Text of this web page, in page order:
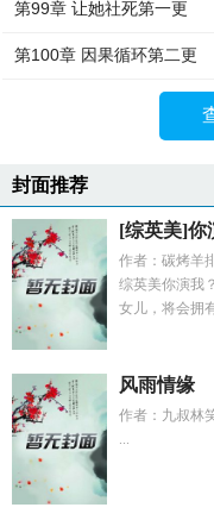
第99章 让她社死第一更
第100章 因果循环第二更
封面推荐
[综英美]你
作者：碳烤羊
综英美你演我
女儿，将会拥
风雨情缘
作者：九叔林
...